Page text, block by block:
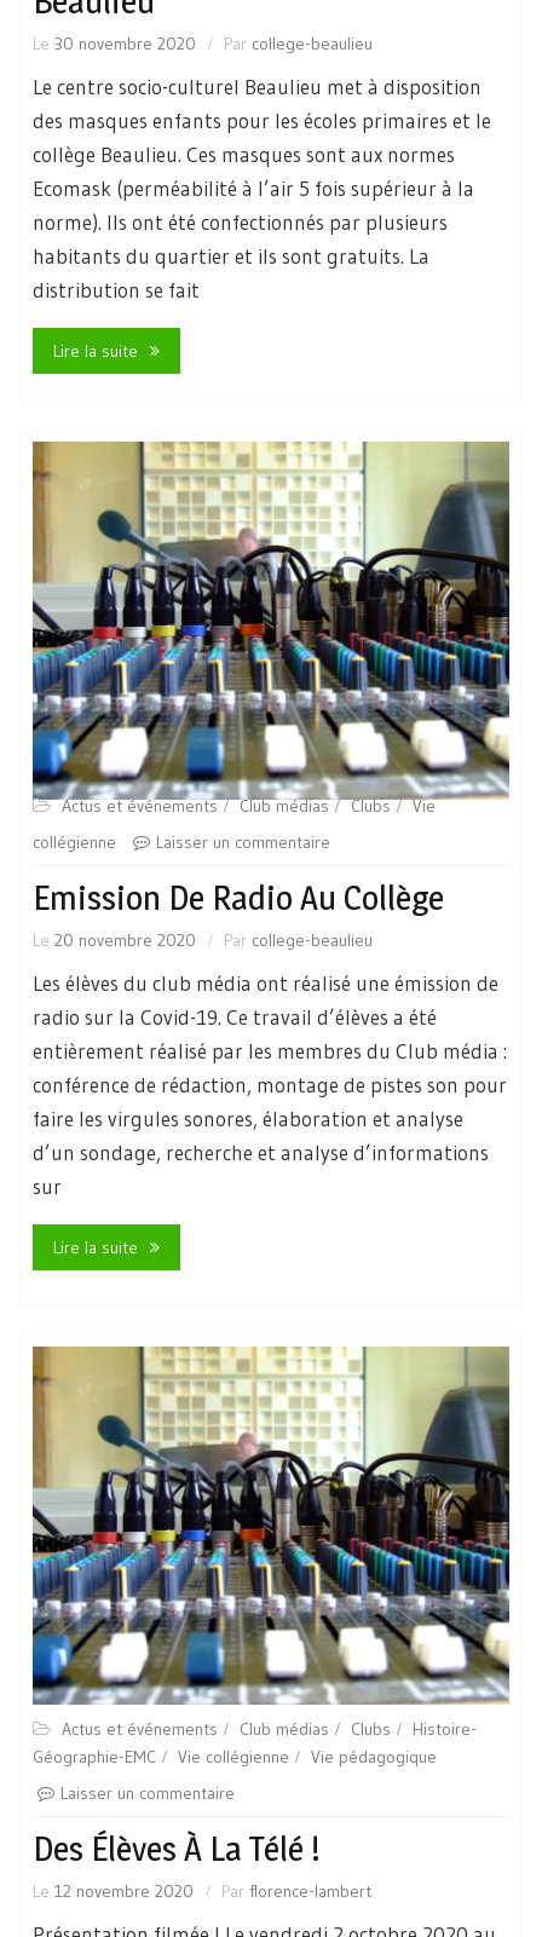
Le 30 novembre 2020 Par college-beaulieu
Le centre socio-culturel Beaulieu met à disposition
des masques enfants pour les écoles primaires et le
collège Beaulieu. Ces masques sont aux normes
Ecomask (perméabilité à l’air 5 fois supérieur à la
norme). Ils ont été confectionnés par plusieurs
habitants du quartier et ils sont gratuits. La
distribution se fait
Lire la suite
Actus et événements Club médias Clubs
Vie
collégienne
Laisser un commentaire
Emission De Radio Au Collège
Le 20 novembre 2020 Par college-beaulieu
Les élèves du club média ont réalisé une émission de
radio sur la Covid-19. Ce travail d’élèves a été
entièrement réalisé par les membres du Club média :
conférence de rédaction, montage de pistes son pour
faire les virgules sonores, élaboration et analyse
d’un sondage, recherche et analyse d’informations
sur
Lire la suite
Actus et événements Club médias Clubs
Histoire-
Géographie-EMC
Vie collégienne
Vie pédagogique
Laisser un commentaire
Des Élèves À La Télé !
Le 12 novembre 2020 Par florence-lambert